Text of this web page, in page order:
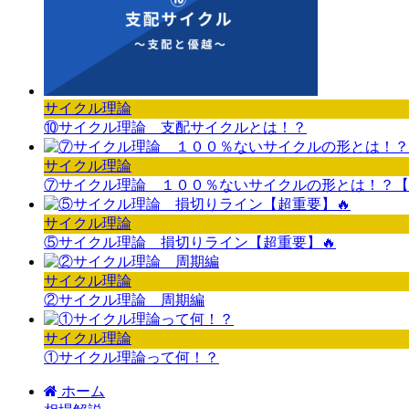
サイクル理論
⑩サイクル理論 支配サイクルとは！？
サイクル理論
⑦サイクル理論 １００％ないサイクルの形とは！？
サイクル理論
⑤サイクル理論 損切りライン【超重要】🔥
サイクル理論
②サイクル理論 周期編
サイクル理論
①サイクル理論って何！？
ホーム